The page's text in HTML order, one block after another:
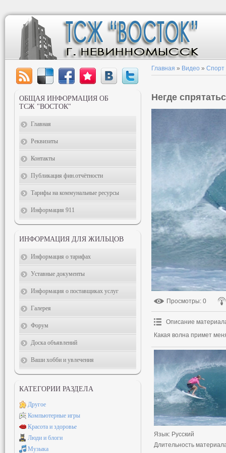
Главная » Видео » Спорт
Негде
Просмотры: 0
Описание
Какая волна примет
Язык: Русский
Длительность
ОБЩАЯ ИНФОРМАЦИЯ ОБ
ТСЖ "ВОСТОК"
Главная
Реквизиты
Контакты
Публикация фин.отчётности
Тарифы на коммунальные ресурсы
Информация 911
ИНФОРМАЦИЯ ДЛЯ ЖИЛЬЦОВ
Информация о тарифах
Уставные документы
Информация о поставщиках услуг
Галерея
Форум
Доска объявлений
Ваши хобби и увлечения
КАТЕГОРИИ РАЗДЕЛА
Другое
Компьютерные игры
Красота и здоровье
Люди и блоги
Музыка